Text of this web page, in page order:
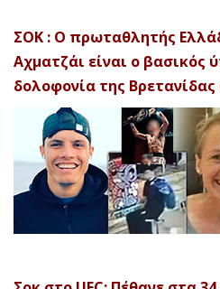
ΣΟΚ : Ο πρωταθλητής
Αχματζάι είναι ο βασικός
δολοφονία της